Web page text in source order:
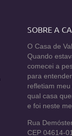
SOBRE A
O Casa de
Quando
comecei a
para
refletiam
qual casa
e foi neste
Rua
CEP 04614-